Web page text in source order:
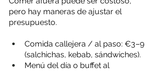
pero hay maneras de ajustar el
presupuesto.
Comida callejera / al paso: €3–9
(salchichas, kebab, sándwiches).
Menú del día o buffet al